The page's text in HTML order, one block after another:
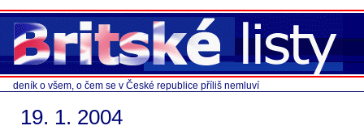
deník o všem, o čem se v České republice příliš nemluví
19. 1. 2004